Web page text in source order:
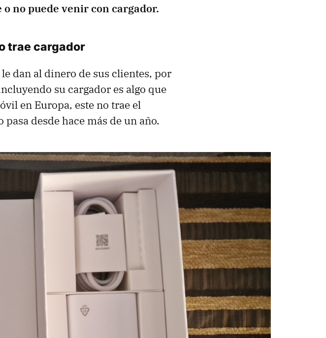
no puede venir con cargador.
trae cargador
dan al dinero de sus clientes, por
su cargador es algo que
en Europa, este no trae el
desde hace más de un año.